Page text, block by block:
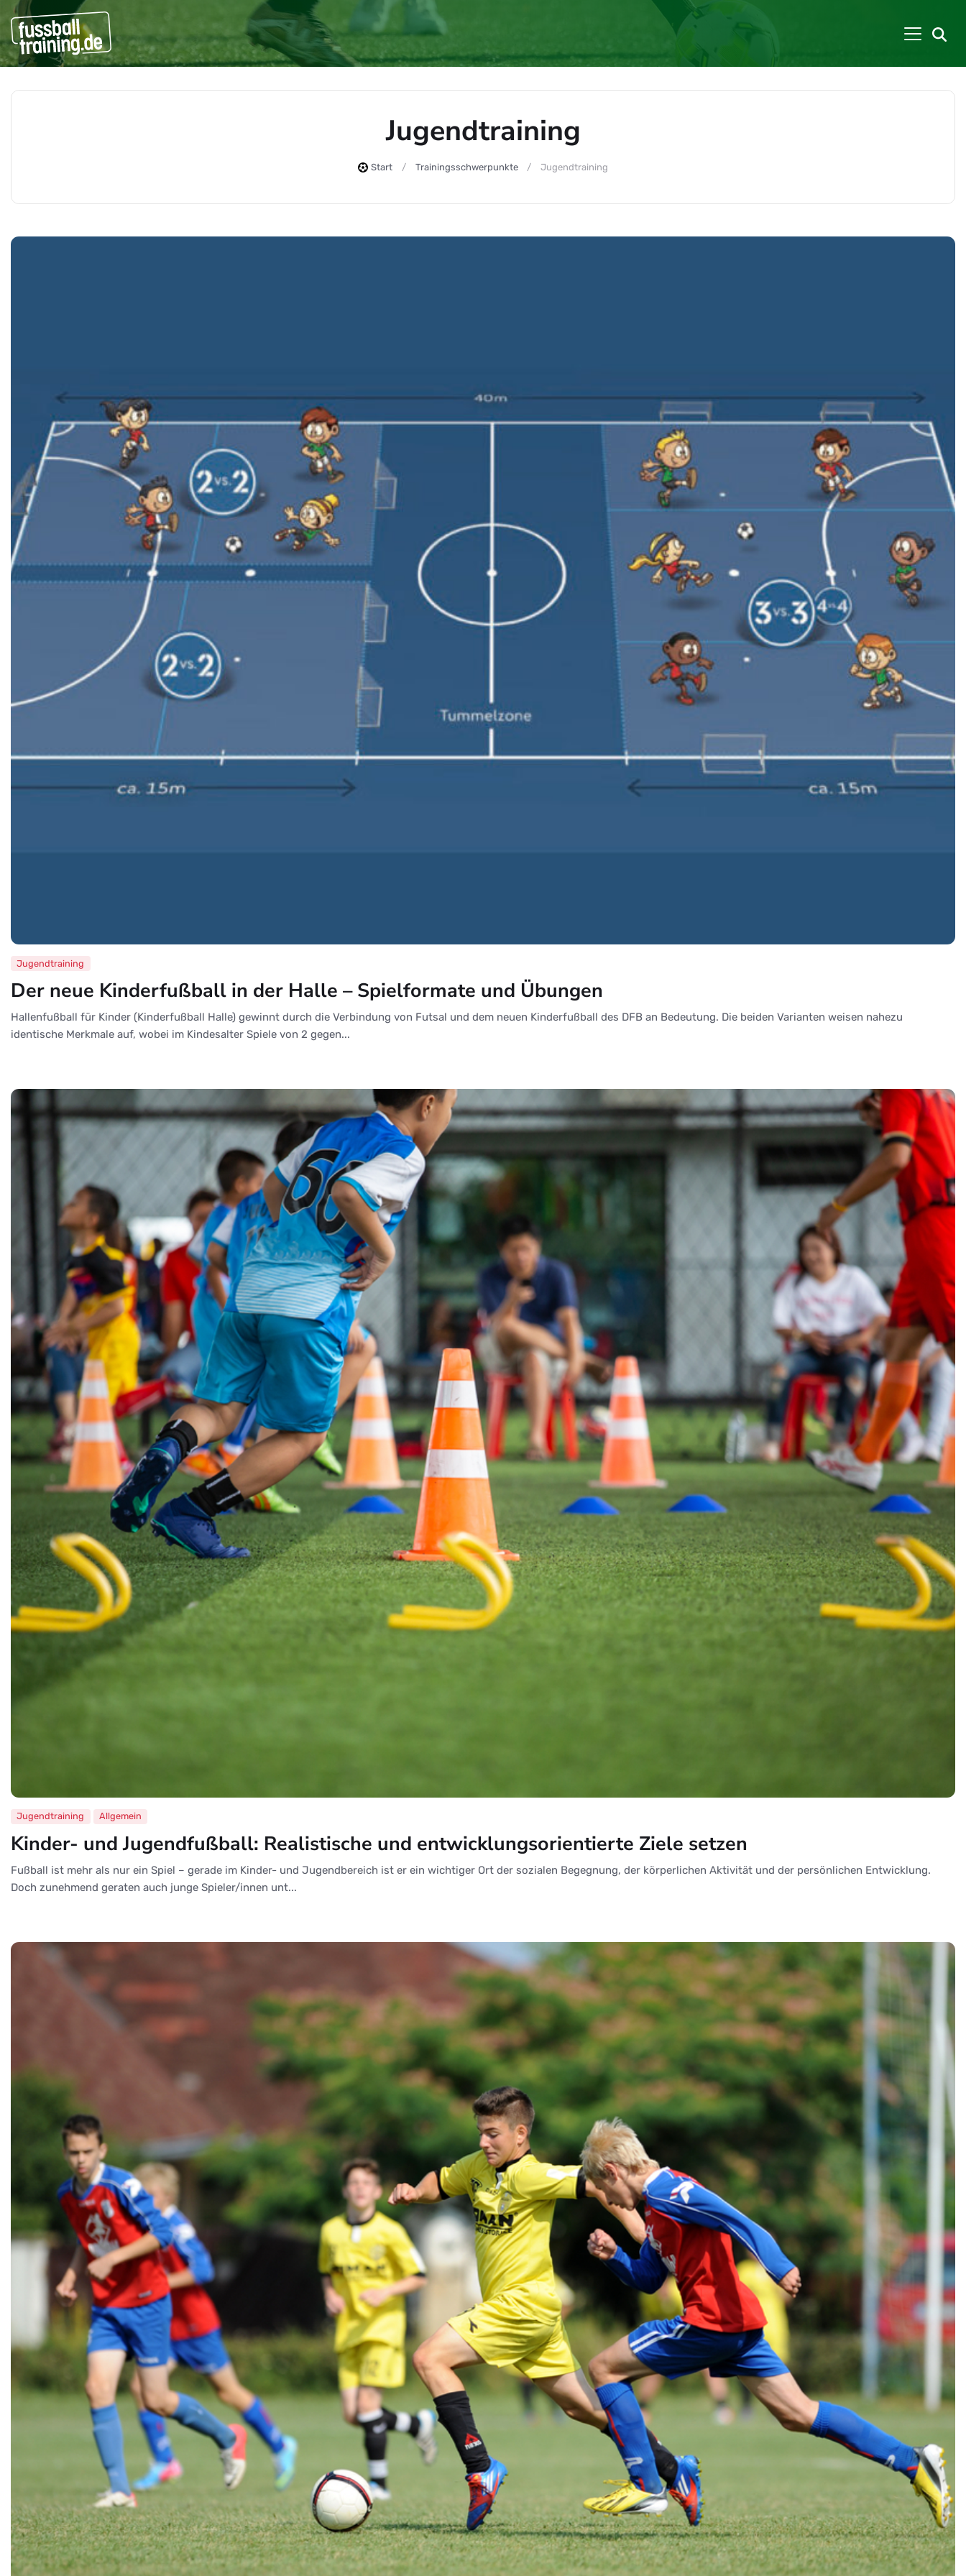
Jugendtraining
Start Trainingsschwerpunkte Jugendtraining
Beiträge zu: Jugendtraining
Der neue Kinderfußball in der Halle – Spielformate und Übungen
Hallenfußball für Kinder (Kinderfußball Halle) gewinnt durch die Verbindung von Futsal und dem neuen Kinderfußball des DFB an Bedeutung. Die beiden Varianten weisen nahezu
identische Merkmale auf, wobei im Kindesalter Spiele von 2 gegen...
Jugendtraining
Kinder- und Jugendfußball: Realistische und entwicklungsorientierte Ziele setzen
Fußball ist mehr als nur ein Spiel – gerade im Kinder- und Jugendbereich ist er ein wichtiger Ort der sozialen Begegnung, der körperlichen Aktivität und der persönlichen Entwicklung.
Doch zunehmend geraten auch junge Spieler/innen unt...
Jugendtraining Allgemein